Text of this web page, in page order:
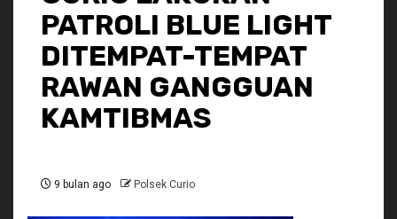
PATROLI BLUE LIGHT
DITEMPAT-TEMPAT
RAWAN GANGGUAN
KAMTIBMAS
9 bulan ago Polsek Curio